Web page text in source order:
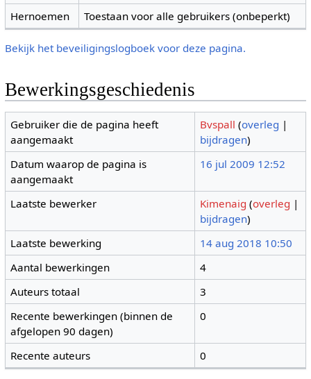
Hernoemen
Toestaan voor alle gebruikers (onbeperkt)
Bekijk het beveiligingslogboek voor deze pagina.
Bewerkingsgeschiedenis
Gebruiker die de pagina heeft
aangemaakt
Bvspall (overleg |
bijdragen)
Datum waarop de pagina is
aangemaakt
16 jul 2009 12:52
Laatste bewerker Kimenaig (overleg |
bijdragen)
Laatste bewerking
14 aug 2018 10:50
Aantal bewerkingen
4
Auteurs totaal
3
Recente bewerkingen (binnen de
afgelopen 90 dagen)
0
Recente auteurs 0